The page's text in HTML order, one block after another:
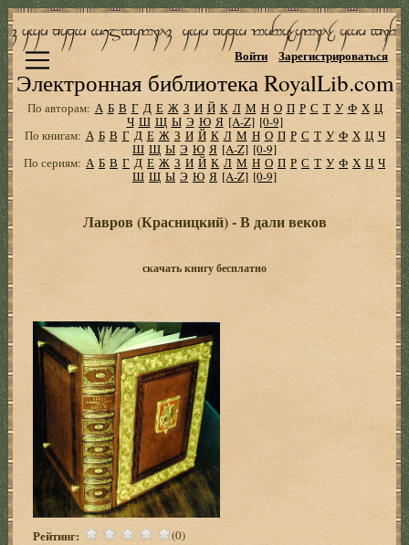
Электронная библиотека RoyalLib.com
Войти Зарегистрироваться
По авторам: А Б В Г Д Е Ж З И Й К Л М Н О П Р С Т У Ф Х Ц
Ч Ш Щ Ы Э Ю Я [A-Z] [0-9]
По книгам: А Б В Г Д Е Ж З И Й К Л М Н О П Р С Т У Ф Х Ц Ч
Ш Щ Ы Э Ю Я [A-Z] [0-9]
По сериям: А Б В Г Д Е Ж З И Й К Л М Н О П Р С Т У Ф Х Ц Ч
Ш Щ Ы Э Ю Я [A-Z] [0-9]
Лавров (Красницкий) - В дали веков
скачать книгу бесплатно
Рейтинг: (0)